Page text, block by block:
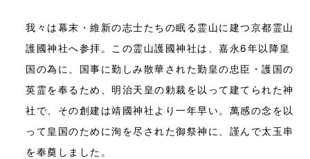
我々は幕末・維新の志士たちの眠る霊山に建つ京都霊山
護國神社へ参拝。この霊山護國神社は、嘉永6年以降皇
国の為に、国事に勤しみ散華された勤皇の忠臣・護国の
英霊を奉るため、明治天皇の勅裁を以って建てられた神
社で、その創建は靖國神社より一年早い。萬感の念を以
って皇国のために洵を尽された御祭神に、謹んで太玉串
を奉奠しました。